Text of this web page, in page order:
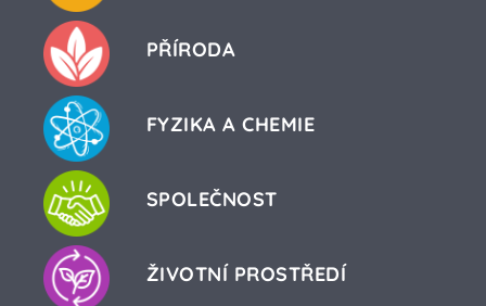
PŘÍRODA
FYZIKA A CHEMIE
SPOLEČNOST
ŽIVOTNÍ PROSTŘEDÍ